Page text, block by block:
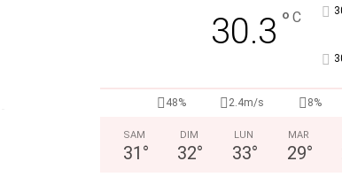
30.3 ° C
48% 2.4m/s 8%
SAM
31 °
DIM
32°
LUN
33°
MAR
29°